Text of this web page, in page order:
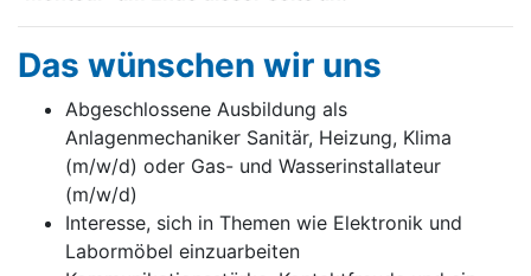
Das wünschen wir uns
Abgeschlossene Ausbildung als
Anlagenmechaniker Sanitär, Heizung, Klima
(m/w/d) oder Gas- und Wasserinstallateur
(m/w/d)
Interesse, sich in Themen wie Elektronik und
Labormöbel einzuarbeiten